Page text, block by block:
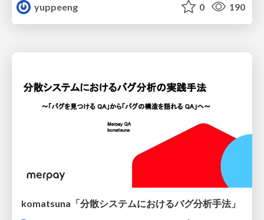
yuppeeng
0 190
komatsuna「分散システムにおけるバグ分析手法」